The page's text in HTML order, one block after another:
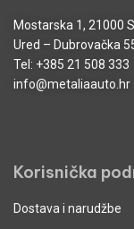
Mostarska 1, 21000
Ured – Dubrovačka
Tel: +385 21 508 333
info@metaliaauto.hr
Korisnička
Dostava i narudžbe